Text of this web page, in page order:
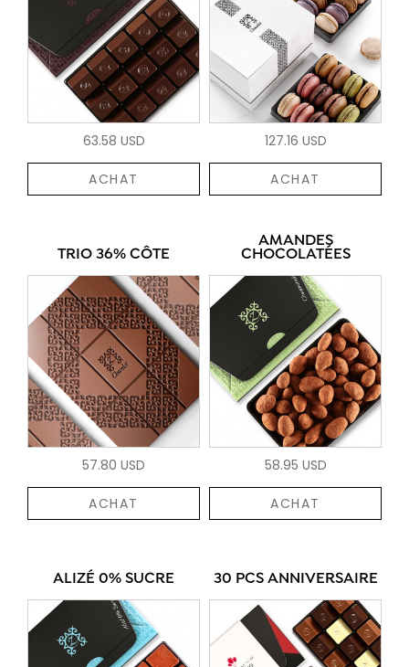
63.58 USD
ACHAT
127.16 USD
ACHAT
TRIO 36% CÔTE
57.80 USD
ACHAT
AMANDES
CHOCOLATÉES
58.95 USD
ACHAT
ALIZÉ 0% SUCRE 30 PCS ANNIVERSAIRE